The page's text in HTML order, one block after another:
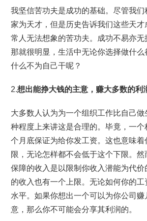
我坚信苦功夫是成功的基础。尽管我
家为天才，但是历史告诉我们这些天
常人无法想象的苦功夫。成功不易亦无
那就很明显，生活中无论你选择做什
什么不为自己干呢？
2.想出能挣大钱的主意 ， 赚大多数的利
大多数人认为为一个组织工作比自己
种程度上来讲这是合理的。毕竟，一
个月底保证为给你发工资。这也意味
限，无论怎样都不会低于这个下限。
保障的收入是以限制你收入潜能为代
的收入也有一个上限。无论如何你的
水平。如果你想出一个可以为你公司赚
意，那么你不可能会分享其利润的。